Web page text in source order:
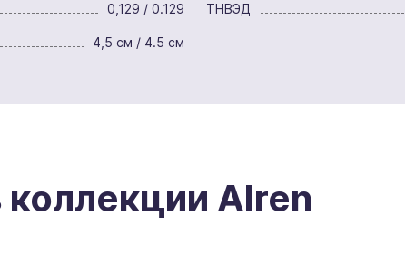
0,129 / 0.129
4,5 см / 4.5 см
ТНВЭД
Alren